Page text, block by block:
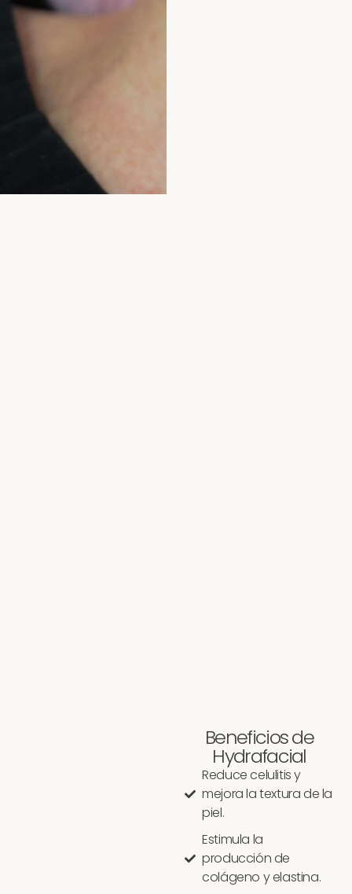
Beneficios de
Hydrafacial
Reduce celulitis y
mejora la textura de la
piel.
Estimula la
producción de
colágeno y elastina.